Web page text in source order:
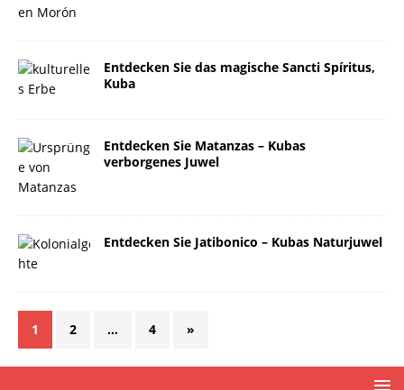
Entdecken Sie das magische Sancti Spíritus,
Kuba
Entdecken Sie Matanzas – Kubas
verborgenes Juwel
Entdecken Sie Jatibonico – Kubas Naturjuwel
1 2 … 4 »